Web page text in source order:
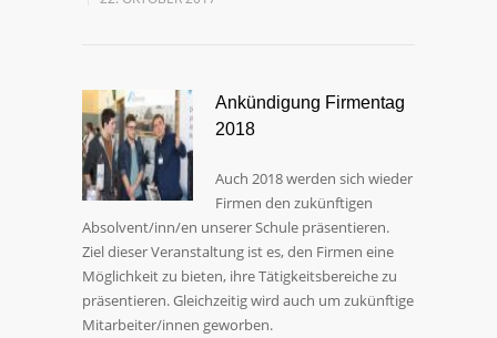
Ankündigung Firmentag
2018
Auch 2018 werden sich wieder
Firmen den zukünftigen
Absolvent/inn/en unserer Schule präsentieren.
Ziel dieser Veranstaltung ist es, den Firmen eine
Möglichkeit zu bieten, ihre Tätigkeitsbereiche zu
präsentieren. Gleichzeitig wird auch um zukünftige
Mitarbeiter/innen geworben.